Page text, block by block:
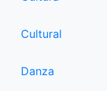
Cultural
Danza